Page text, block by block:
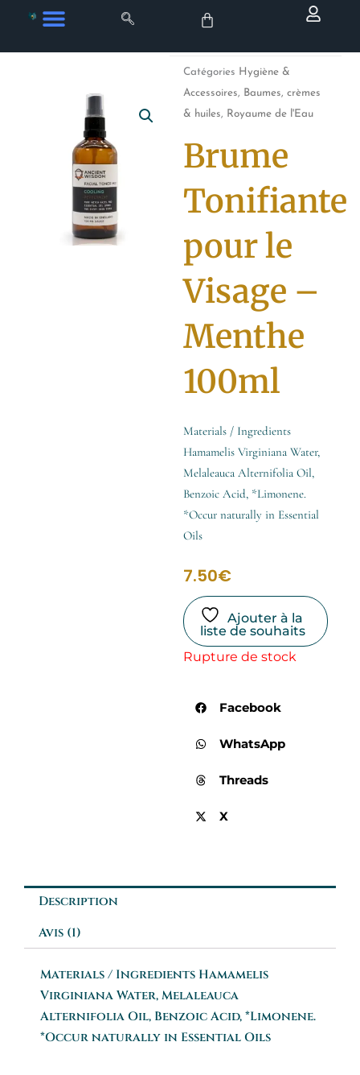
contenu
Catégories Hygiène &
Accessoires, Baumes, crèmes
& huiles, Royaume de l'Eau
Brume
Tonifiante
pour le
Visage –
Menthe
100ml
Materials / Ingredients
Hamamelis Virginiana Water,
Melaleauca Alternifolia Oil,
Benzoic Acid, *Limonene.
*Occur naturally in Essential
Oils
7.50€
Ajouter à la
liste de souhaits
Rupture de stock
Facebook
WhatsApp
Threads
X
Description
Avis (1)
Materials / Ingredients Hamamelis
Virginiana Water, Melaleauca
Alternifolia Oil, Benzoic Acid, *Limonene.
*Occur naturally in Essential Oils